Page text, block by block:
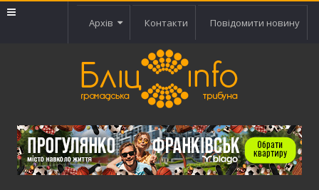
Архів Контакти Повідомити новину